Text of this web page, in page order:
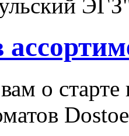
о старте